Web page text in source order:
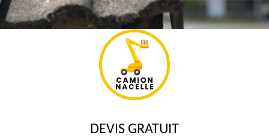
DEVIS GRATUIT